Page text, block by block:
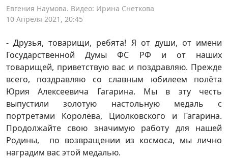
Евгения Наумова. Видео: Ирина Снеткова
10 Апреля 2021, 20:45
- Друзья, товарищи, ребята! Я от души, от имени
Государственной Думы ФС РФ и от наших
товарищей, приветствую вас и поздравляю. Прежде
всего, поздравляю со славным юбилеем полёта
Юрия Алексеевича Гагарина. Мы в эту честь
выпустили золотую настольную медаль с
портретами Королёва, Циолковского и Гагарина.
Продолжайте свою значимую работу для нашей
Родины, по возвращении из космоса, мы лично
наградим вас этой медалью.